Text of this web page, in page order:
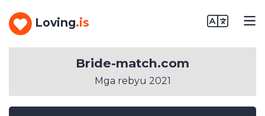
Loving.is
Bride-match.com
Mga rebyu 2021